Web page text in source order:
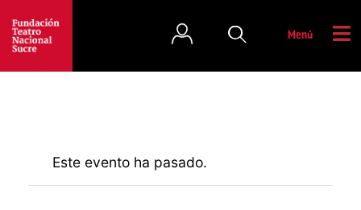
Menú
Este evento ha pasado.